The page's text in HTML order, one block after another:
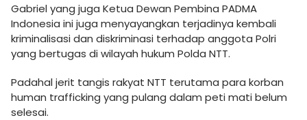
Gabriel yang juga Ketua Dewan Pembina PADMA
Indonesia ini juga menyayangkan terjadinya kembali
kriminalisasi dan diskriminasi terhadap anggota Polri
yang bertugas di wilayah hukum Polda NTT.
Padahal jerit tangis rakyat NTT terutama para korban
human trafficking yang pulang dalam peti mati belum
selesai.